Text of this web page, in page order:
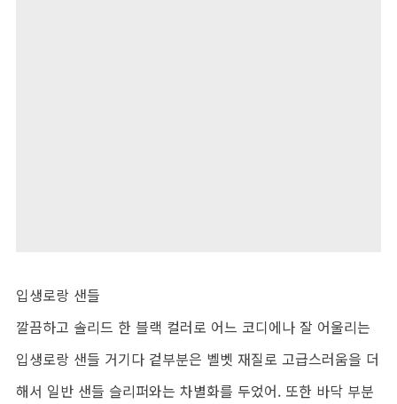
입생로랑 샌들
깔끔하고 솔리드 한 블랙 컬러로 어느 코디에나 잘 어울리는
입생로랑 샌들 거기다 겉부분은 벨벳 재질로 고급스러움을 더
해서 일반 샌들 슬리퍼와는 차별화를 두었어. 또한 바닥 부분